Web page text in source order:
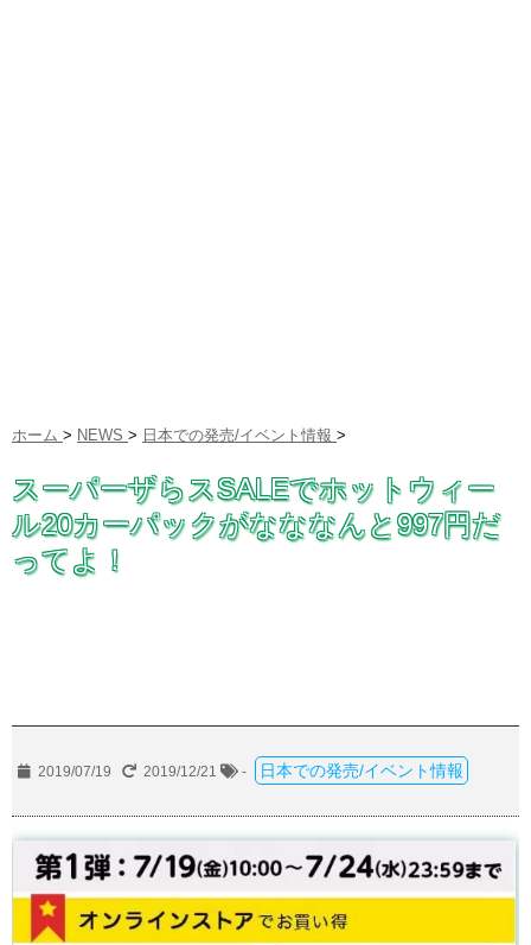
ホーム > NEWS > 日本での発売/イベント情報 >
スーパーザらスSALEでホットウィー
ル20カーパックがなななんと997円だ
ってよ！
2019/07/19 2019/12/21 - 日本での発売/イベント情報